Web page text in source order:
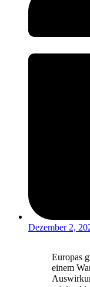
Dezember 2,
Europas
einem